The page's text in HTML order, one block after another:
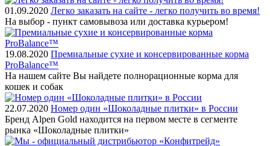
01.09.2020 Легко заказать на сайте - легко получить во время!
На выбор - пункт самовывоза или доставка курьером!
19.08.2020 Премиальные сухие и консервированные корма
ProBalance™
На нашем сайте Вы найдете полнорационные корма для
кошек и собак
22.07.2020 Номер один «Шоколадные плитки» в России
Бренд Alpen Gold находится на первом месте в сегменте
рынка «Шоколадные плитки»